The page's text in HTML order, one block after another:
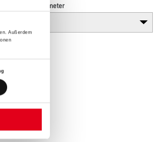
Außerdem
Höhe in centimeter